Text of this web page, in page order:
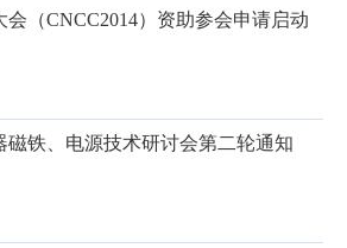
会（CNCC2014）资助参会申请启动
磁铁、电源技术研讨会第二轮通知